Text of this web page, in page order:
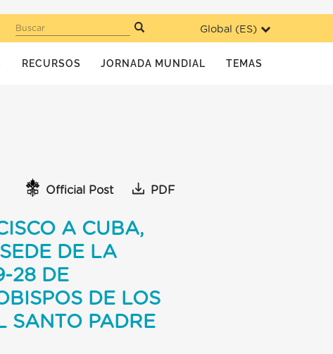
Global (ES)
Buscar
RECURSOS JORNADA MUNDIAL TEMAS
Official Post PDF
A CUBA,
DE LA
28 DE
DE LOS
SANTO PADRE